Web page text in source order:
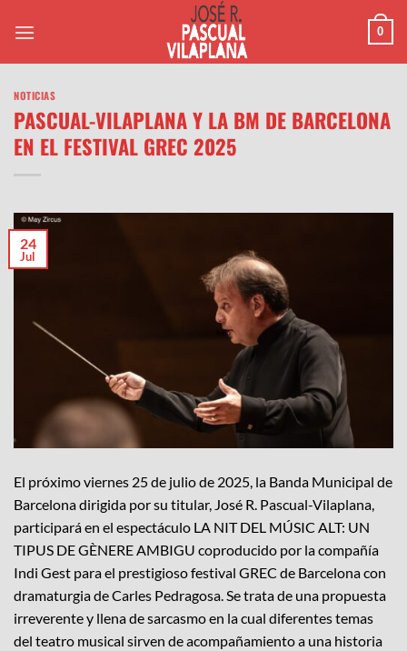
0
NOTICIAS
PASCUAL-VILAPLANA Y LA BM DE BARCELONA
EN EL FESTIVAL GREC 2025
24
Jul
El próximo viernes 25 de julio de 2025, la Banda Municipal de
Barcelona dirigida por su titular, José R. Pascual-Vilaplana,
participará en el espectáculo LA NIT DEL MÚSIC ALT: UN
TIPUS DE GÈNERE AMBIGU coproducido por la compañía
Indi Gest para el prestigioso festival GREC de Barcelona con
dramaturgia de Carles Pedragosa. Se trata de una propuesta
irreverente y llena de sarcasmo en la cual diferentes temas
del teatro musical sirven de acompañamiento a una historia